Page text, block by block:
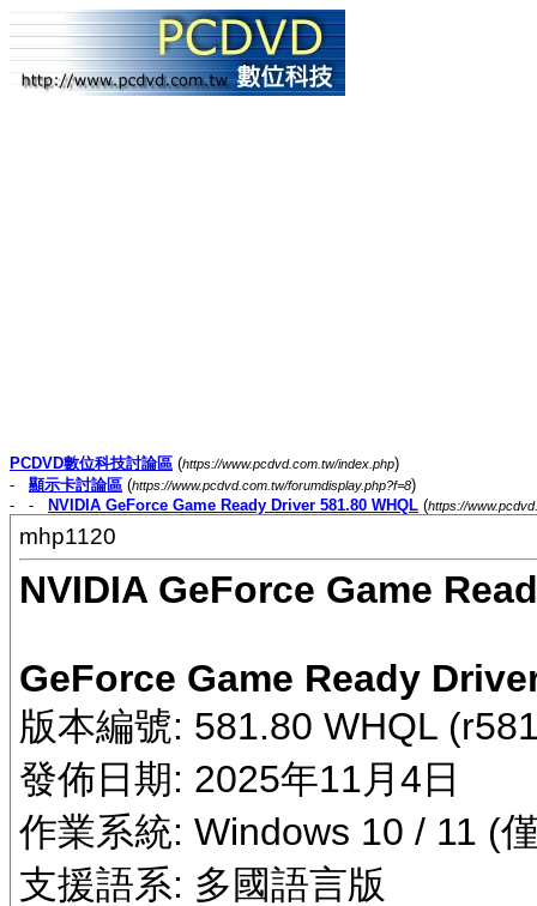
PCDVD數位科技討論區 (https://www.pcdvd.com.tw/index.php)
- 顯示卡討論區 (https://www.pcdvd.com.tw/forumdisplay.php?f=8)
- -
NVIDIA GeForce Game Ready Driver 581.80 WHQL (https://
mhp1120
NVIDIA GeForce Game
GeForce Game Ready
版本編號: 581.80 WHQL
發佈日期: 2025年11月4日
作業系統: Windows 10 / 11 (
支援語系: 多國語言版